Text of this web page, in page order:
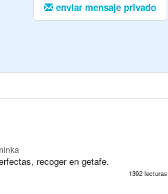
enviar mensaje privado
recoger en getafe.
1392 lecturas